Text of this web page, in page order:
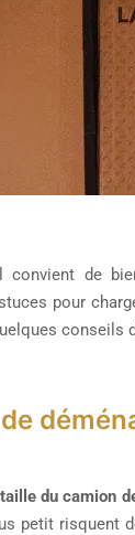
convient de
pour
conseils
du camion
risquent